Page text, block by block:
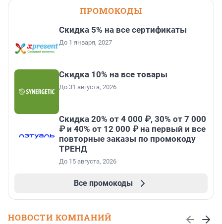
ПРОМОКОДЫ
Скидка 5% на все сертификаты
До 1 января, 2027
Скидка 10% на все товары
До 31 августа, 2026
Скидка 20% от 4 000 ₽, 30% от 7 000
₽ и 40% от 12 000 ₽ на первый и все
повторные заказы по промокоду
ТРЕНД
До 15 августа, 2026
Все промокоды
НОВОСТИ КОМПАНИЙ